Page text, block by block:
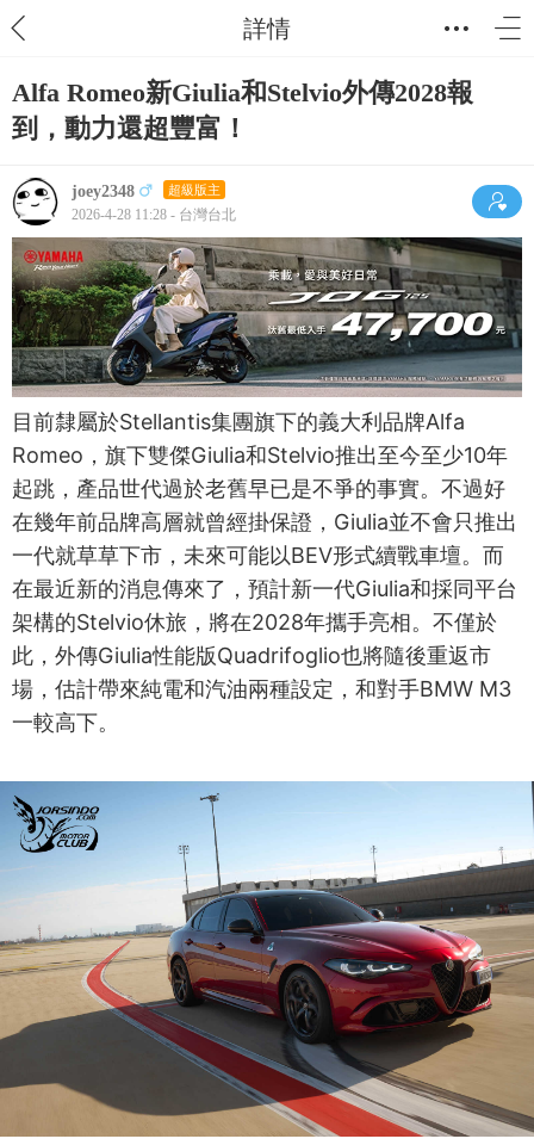
詳情
Alfa Romeo新Giulia和Stelvio外傳2028報
到，動力還超豐富！
joey2348 超級版主
2026-4-28 11:28 - 台灣台北
目前隸屬於Stellantis集團旗下的義大利品牌Alfa
Romeo，旗下雙傑Giulia和Stelvio推出至今至少10年
起跳，產品世代過於老舊早已是不爭的事實。不過好
在幾年前品牌高層就曾經掛保證，Giulia並不會只推出
一代就草草下市，未來可能以BEV形式續戰車壇。而
在最近新的消息傳來了，預計新一代Giulia和採同平台
架構的Stelvio休旅，將在2028年攜手亮相。不僅於
此，外傳Giulia性能版Quadrifoglio也將隨後重返市
場，估計帶來純電和汽油兩種設定，和對手BMW M3
一較高下。